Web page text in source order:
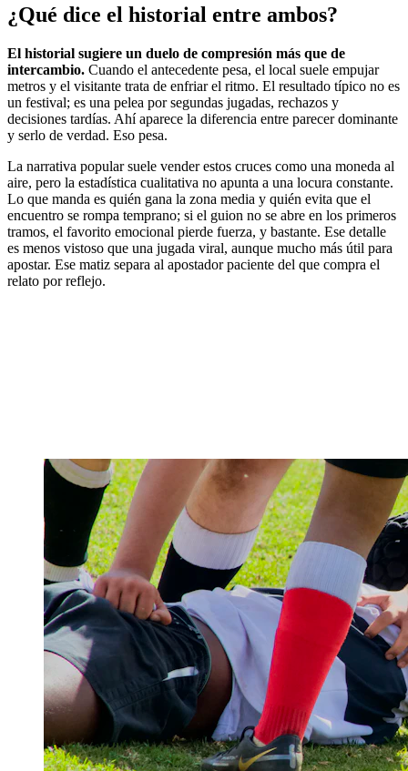
¿Qué dice el historial entre ambos?
El historial sugiere un duelo de compresión más que de
intercambio. Cuando el antecedente pesa, el local suele empujar
metros y el visitante trata de enfriar el ritmo. El resultado típico no es
un festival; es una pelea por segundas jugadas, rechazos y
decisiones tardías. Ahí aparece la diferencia entre parecer dominante
y serlo de verdad. Eso pesa.
La narrativa popular suele vender estos cruces como una moneda al
aire, pero la estadística cualitativa no apunta a una locura constante.
Lo que manda es quién gana la zona media y quién evita que el
encuentro se rompa temprano; si el guion no se abre en los primeros
tramos, el favorito emocional pierde fuerza, y bastante. Ese detalle
es menos vistoso que una jugada viral, aunque mucho más útil para
apostar. Ese matiz separa al apostador paciente del que compra el
relato por reflejo.